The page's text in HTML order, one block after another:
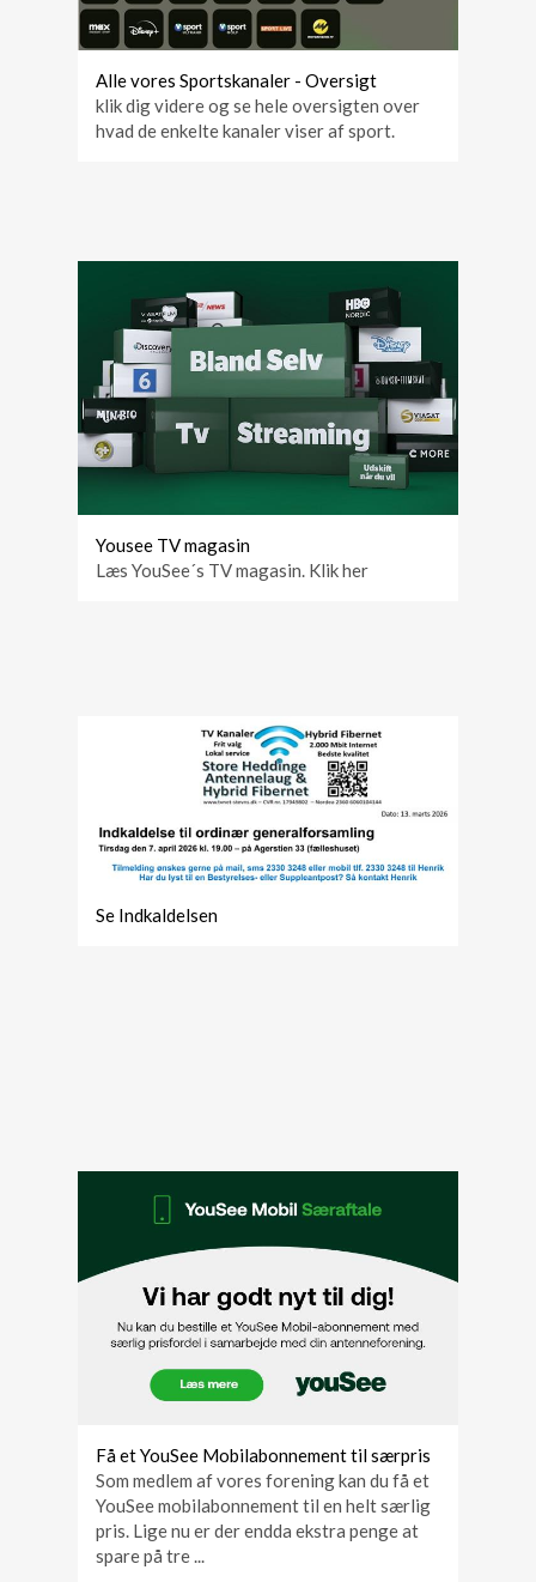
Alle vores Sportskanaler - Oversigt
klik dig videre og se hele oversigten over
hvad de enkelte kanaler viser af sport.
Yousee TV magasin
Læs YouSee´s TV magasin. Klik her
Se Indkaldelsen
Få et YouSee Mobilabonnement til særpris
Som medlem af vores forening kan du få et
YouSee mobilabonnement til en helt særlig
pris. Lige nu er der endda ekstra penge at
spare på tre ...